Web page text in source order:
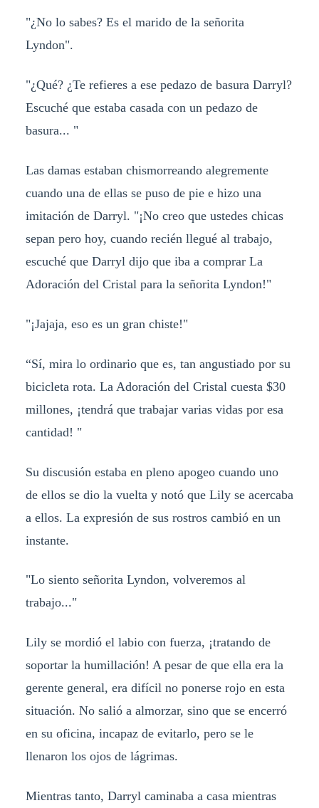
"¿No lo sabes? Es el marido de la señorita
Lyndon".
"¿Qué? ¿Te refieres a ese pedazo de basura Darryl?
Escuché que estaba casada con un pedazo de
basura... "
Las damas estaban chismorreando alegremente
cuando una de ellas se puso de pie e hizo una
imitación de Darryl. "¡No creo que ustedes chicas
sepan pero hoy, cuando recién llegué al trabajo,
escuché que Darryl dijo que iba a comprar La
Adoración del Cristal para la señorita Lyndon!"
"¡Jajaja, eso es un gran chiste!"
“Sí, mira lo ordinario que es, tan angustiado por su
bicicleta rota. La Adoración del Cristal cuesta $30
millones, ¡tendrá que trabajar varias vidas por esa
cantidad! "
Su discusión estaba en pleno apogeo cuando uno
de ellos se dio la vuelta y notó que Lily se acercaba
a ellos. La expresión de sus rostros cambió en un
instante.
"Lo siento señorita Lyndon, volveremos al
trabajo..."
Lily se mordió el labio con fuerza, ¡tratando de
soportar la humillación! A pesar de que ella era la
gerente general, era difícil no ponerse rojo en esta
situación. No salió a almorzar, sino que se encerró
en su oficina, incapaz de evitarlo, pero se le
llenaron los ojos de lágrimas.
Mientras tanto, Darryl caminaba a casa mientras